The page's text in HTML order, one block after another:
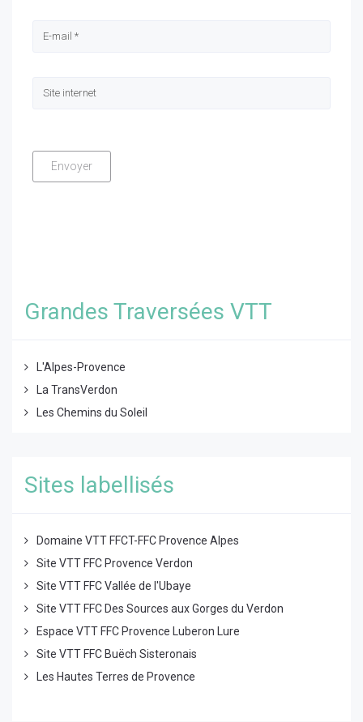
Grandes Traversées VTT
L'Alpes-Provence
La TransVerdon
Les Chemins du Soleil
Sites labellisés
Domaine VTT FFCT-FFC Provence Alpes
Site VTT FFC Provence Verdon
Site VTT FFC Vallée de l'Ubaye
Site VTT FFC Des Sources aux Gorges du Verdon
Espace VTT FFC Provence Luberon Lure
Site VTT FFC Buëch Sisteronais
Les Hautes Terres de Provence